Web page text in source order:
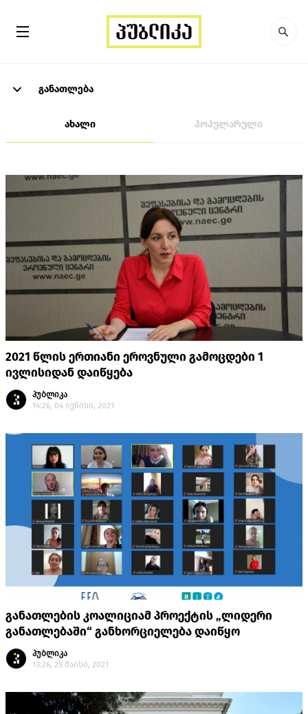
განათლება
ახალი პოპულარული
2021 წლის ერთიანი ეროვნული გამოცდები 1
ივლისიდან დაიწყება
პუბლიკა
14:26, 04 ივნისი, 2021
განათლების კოალიციამ პროექტის „ლიდერი
განათლებაში“ განხორციელება დაიწყო
პუბლიკა
13:26, 25 მაისი, 2021